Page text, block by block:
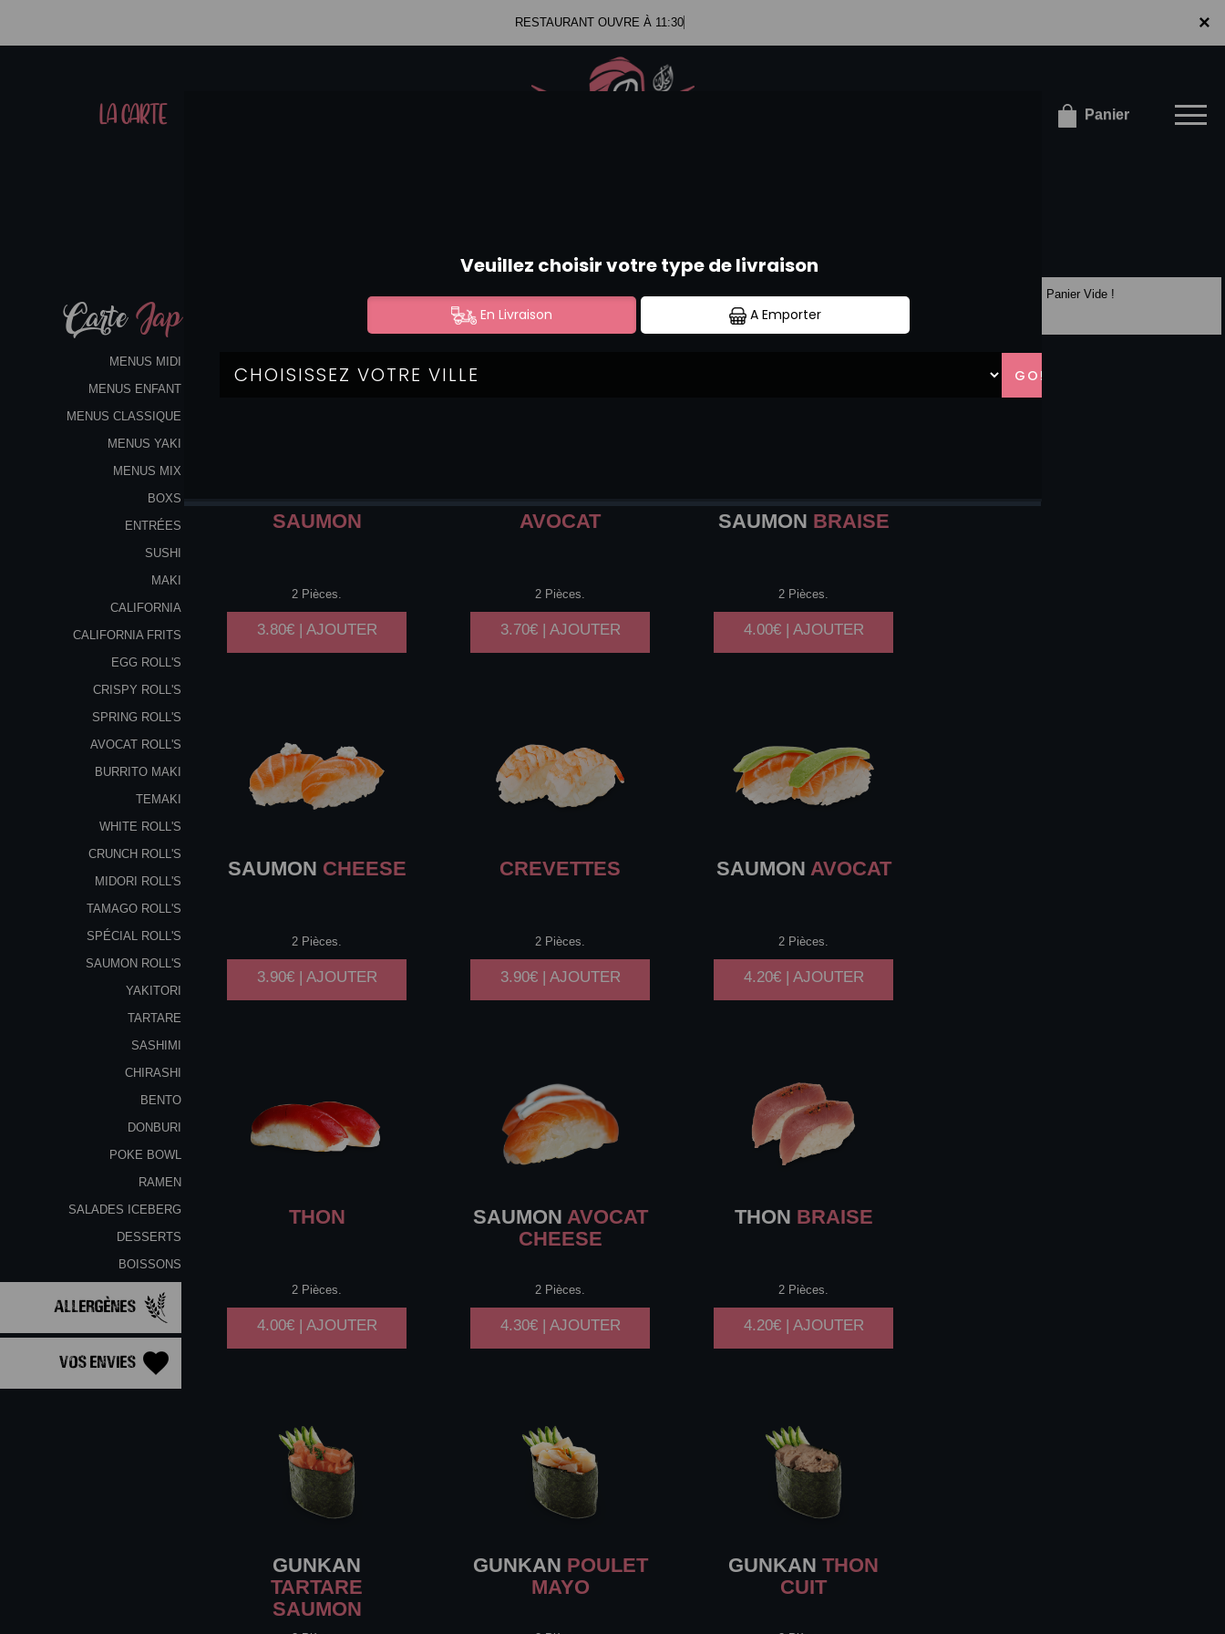
×
RESTAURANT OUVRE À 11:30
LA CARTE Panier
×
CarteJap
MENUS MIDI
MENUS ENFANT
MENUS CLASSIQUE
MENUS YAKI
MENUS MIX
BOXS
ENTRÉES
SUSHI
MAKI
CALIFORNIA
CALIFORNIA FRITS
EGG ROLL'S
CRISPY ROLL'S
SPRING ROLL'S
AVOCAT ROLL'S
BURRITO MAKI
TEMAKI
WHITE ROLL'S
CRUNCH ROLL'S
MIDORI ROLL'S
TAMAGO ROLL'S
SPÉCIAL ROLL'S
SAUMON ROLL'S
YAKITORI
TARTARE
SASHIMI
CHIRASHI
BENTO
DONBURI
POKE BOWL
RAMEN
SALADES ICEBERG
DESSERTS
BOISSONS
Allergènes
Vos Envies
SUSHI
SAUMON
2 Pièces.
3.80€ | AJOUTER
AVOCAT
2 Pièces.
3.70€ | AJOUTER
SAUMON BRAISE
2 Pièces.
4.00€ | AJOUTER
SAUMON CHEESE
2 Pièces.
3.90€ | AJOUTER
CREVETTES
2 Pièces.
3.90€ | AJOUTER
SAUMON AVOCAT
2 Pièces.
4.20€ | AJOUTER
THON
2 Pièces.
4.00€ | AJOUTER
SAUMON AVOCAT
CHEESE
2 Pièces.
4.30€ | AJOUTER
THON BRAISE
2 Pièces.
4.20€ | AJOUTER
GUNKAN
TARTARE
SAUMON
GUNKAN POULET
MAYO
GUNKAN THON
CUIT
Panier Vide !